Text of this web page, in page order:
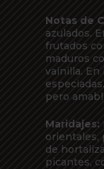
Notas de
azulados.
frutados
maduros
vainilla. En
pero
Maridajes:
orientales,
de
picantes,